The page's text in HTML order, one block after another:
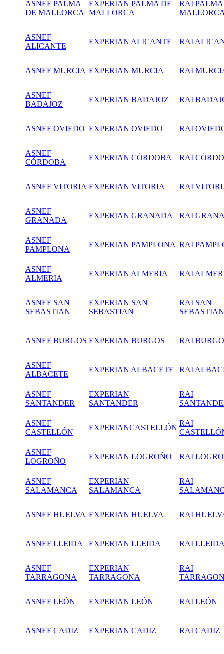
ASNEF PALMA
DE MALLORCA
EXPERIAN PALMA DE
MALLORCA
RAI
ASNEF
ALICANTE
EXPERIAN ALICANTE RAI
ASNEF MURCIA EXPERIAN MURCIA RAI
ASNEF
BADAJOZ
EXPERIAN BADAJOZ RAI
ASNEF OVIEDO EXPERIAN OVIEDO RAI
ASNEF
CÓRDOBA
EXPERIAN CÓRDOBA RAI
ASNEF VITORIA EXPERIAN VITORIA RAI
ASNEF
GRANADA
EXPERIAN GRANADA RAI
ASNEF
PAMPLONA
EXPERIAN PAMPLONA RAI
ASNEF
ALMERIA
EXPERIAN ALMERIA RAI
ASNEF SAN
SEBASTIAN
EXPERIAN SAN
SEBASTIAN
RAI SAN
SEBASTIAN
ASNEF BURGOS EXPERIAN BURGOS RAI
ASNEF
ALBACETE
EXPERIAN ALBACETE RAI
ASNEF
SANTANDER
EXPERIAN
SANTANDER
RAI
ASNEF
CASTELLÓN
EXPERIANCASTELLÓN
RAI
ASNEF
LOGROÑO
EXPERIAN LOGROÑO RAI
ASNEF
SALAMANCA
EXPERIAN
SALAMANCA
RAI
ASNEF HUELVA EXPERIAN HUELVA RAI
ASNEF LLEIDA EXPERIAN LLEIDA RAI
ASNEF
TARRAGONA
EXPERIAN
TARRAGONA
RAI
ASNEF LEÓN EXPERIAN LEÓN RAI LEÓN
ASNEF CADIZ EXPERIAN CADIZ RAI CADIZ